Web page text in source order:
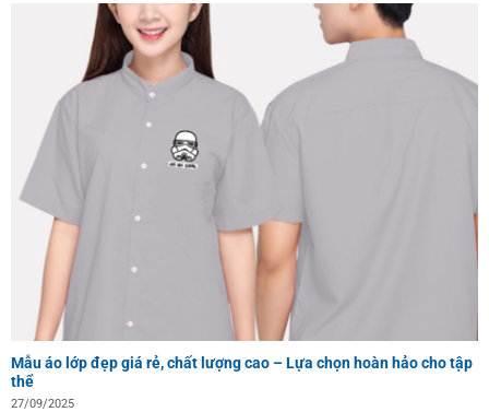
Mẫu áo lớp đẹp giá rẻ, chất lượng cao – Lựa chọn hoàn hảo cho tập
thể
27/09/2025